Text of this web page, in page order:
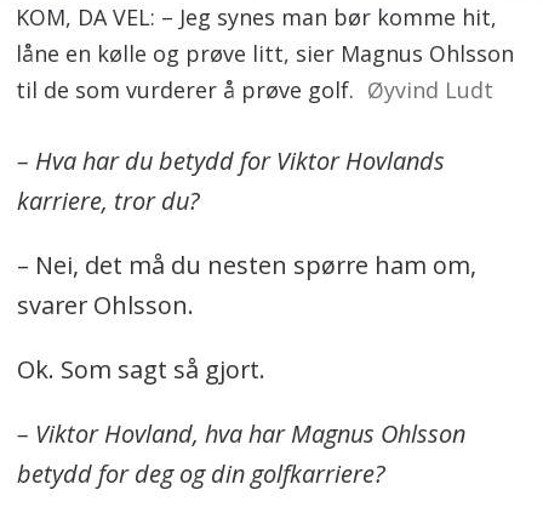
KOM, DA VEL: – Jeg synes man bør komme hit,
låne en kølle og prøve litt, sier Magnus Ohlsson
til de som vurderer å prøve golf. Øyvind Ludt
– Hva har du betydd for Viktor Hovlands
karriere, tror du?
– Nei, det må du nesten spørre ham om,
svarer Ohlsson.
Ok. Som sagt så gjort.
– Viktor Hovland, hva har Magnus Ohlsson
betydd for deg og din golfkarriere?